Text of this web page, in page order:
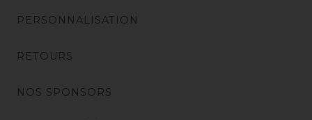
PERSONNALISATION
RETOURS
NOS SPONSORS